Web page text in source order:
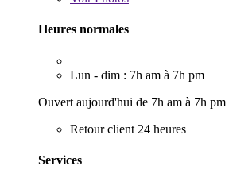
Heures normales
Lun - dim : 7h am à 7h pm
Ouvert aujourd'hui de 7h am à 7h pm
Retour client 24 heures
Services